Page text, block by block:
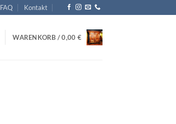
FAQ Kontakt
WARENKORB /0,00 €